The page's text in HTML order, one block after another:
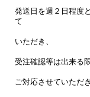
発送日を週２日程度
て
いただき、
受注確認等は出来る
ご対応させていただ